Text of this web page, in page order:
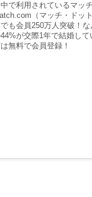
で利用されているマッ
（マッチ・ドッ
でも会員250万人突破！
が交際1年で結婚して
無料で会員登録！